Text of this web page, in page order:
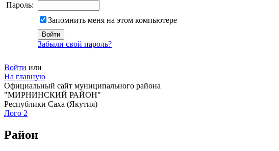
Пароль:
Запомнить меня на этом компьютере
Забыли свой пароль?
Войти или
На главную
Официальный сайт муниципального района
"МИРНИНСКИЙ РАЙОН"
Республики Саха (Якутия)
Лого 2
Район